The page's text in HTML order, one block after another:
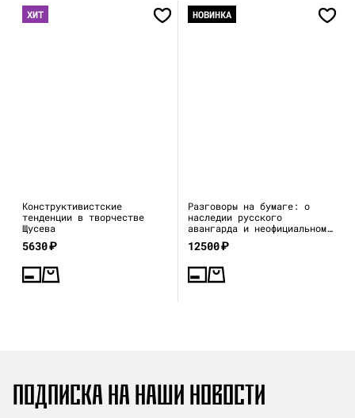
ХИТ
Конструктивистские
тенденции в творчестве
Щусева
5630₽
НОВИНКА
Разговоры на бумаге: о
наследии русского
авангарда и неофициальном
искусстве 1970–80-х
12500₽
ПОДПИСКА НА НАШИ НОВОСТИ